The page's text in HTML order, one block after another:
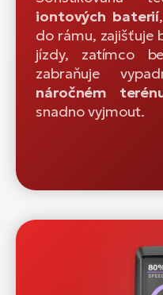
iontových baterií
do rámu, zajišťuje
jízdy, zatímco
zabraňuje
náročném
snadno vyjmout.